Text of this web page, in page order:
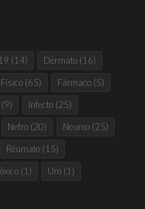
(14) Dérmato (16)
(65) Fármaco (5)
(9) Infecto (25)
Nefro (20) Neumo (25)
Réumato (15)
(1) Uro (1)